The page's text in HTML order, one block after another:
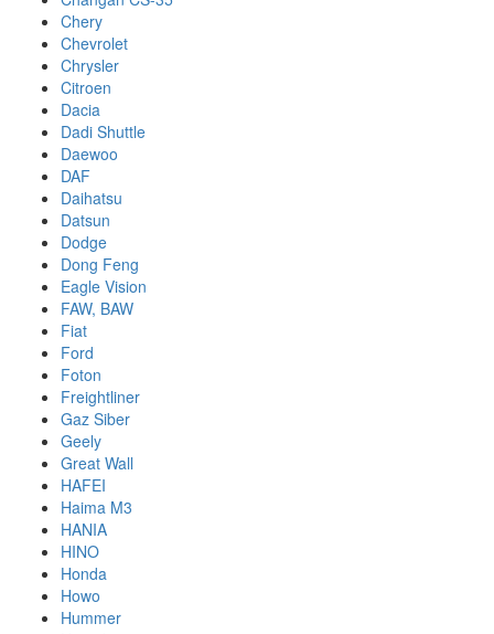
Chery
Chevrolet
Chrysler
Citroen
Dacia
Dadi Shuttle
Daewoo
DAF
Daihatsu
Datsun
Dodge
Dong Feng
Eagle Vision
FAW, BAW
Fiat
Ford
Foton
Freightliner
Gaz Siber
Geely
Great Wall
HAFEI
Haima M3
HANIA
HINO
Honda
Howo
Hummer